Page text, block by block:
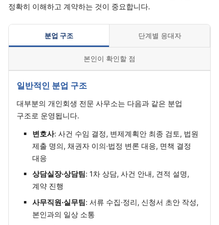
정확히 이해하고 계약하는 것이 중요합니다.
분업 구조 단계별 응대자
본인이 확인할 점
일반적인 분업 구조
대부분의 개인회생 전문 사무소는 다음과 같은 분업
구조로 운영됩니다.
변호사: 사건 수임 결정, 변제계획안 최종 검토, 법원
제출 명의, 채권자 이의·법정 변론 대응, 면책 결정
대응
상담실장·상담팀: 1차 상담, 사건 안내, 견적 설명,
계약 진행
사무직원·실무팀: 서류 수집·정리, 신청서 초안 작성,
본인과의 일상 소통